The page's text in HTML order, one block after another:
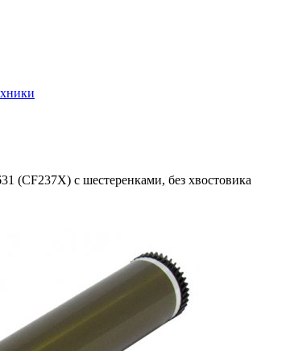
(CF237X) с шестеренками, без хвостовика